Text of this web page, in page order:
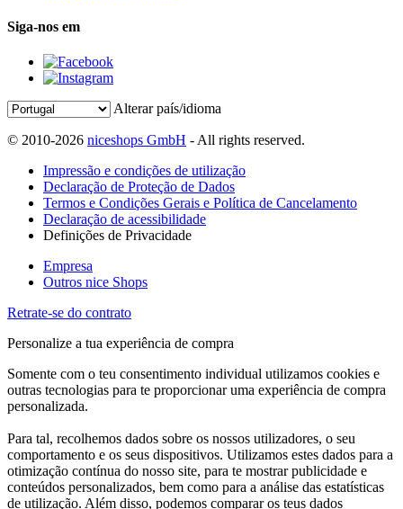
Siga-nos em
Alterar país/idioma
© 2010-2026 niceshops GmbH - All rights reserved.
Impressão e condições de utilização
Declaração de Proteção de Dados
Termos e Condições Gerais e Política de Cancelamento
Declaração de acessibilidade
Definições de Privacidade
Empresa
Outros nice Shops
Retrate-se do contrato
Personalize a tua experiência de compra
Somente com o teu consentimento individual utilizamos cookies e
outras tecnologias para te proporcionar uma experiência de compra
personalizada.
Para tal, recolhemos dados sobre os nossos utilizadores, o seu
comportamento e os seus dispositivos. Utilizamos estes dados para a
otimização contínua do nosso site, para te mostrar publicidade e
conteúdos personalizados, bem como para a análise das estatísticas
de utilização. Além disso, podemos comparar os teus dados